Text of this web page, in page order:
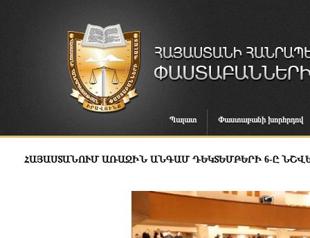
Պալատ Փաստաբանի խորհրդով
ՀԱՅԱՍՏԱՆՈՒՄ ԱՌԱՋԻՆ ԱՆԳԱՄ ԴԵԿՏԵՄԲԵՐԻ 6-Ը